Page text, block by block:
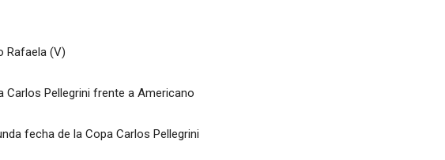
Rafaela (V)
Carlos Pellegrini frente a Americano
fecha de la Copa Carlos Pellegrini